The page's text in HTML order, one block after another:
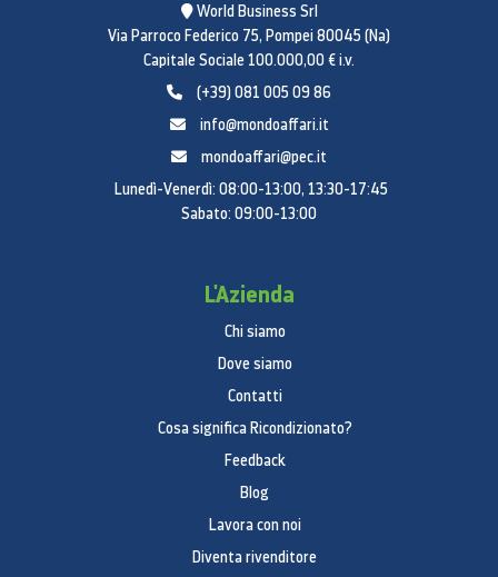
Processore
Velocità CPU
Tipo CPU
Dual Core
Dimensione memoria RAM (GB)
Dimensione memoria ROM (GB)
World Business Srl
Via Parroco Federico 75, Pompei 80045 (Na)
Capitale Sociale 100.000,00 € i.v.
(+39) 081 005 09 86
info@mondoaffari.it
mondoaffari@pec.it
Lunedì-Venerdì: 08:00-13:00, 13:30-17:45
Sabato: 09:00-13:00
L'Azienda
Chi siamo
Dove siamo
Contatti
Cosa significa Ricondizionato?
Feedback
Blog
Lavora con noi
Diventa rivenditore